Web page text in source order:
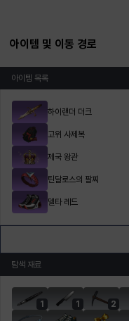
아이템 및 이동 경로
아이템 목록
하이랜더 더크
고위 사제복
제국 왕관
틴달로스의 팔찌
델타 레드
탐색 재료
1 1 2